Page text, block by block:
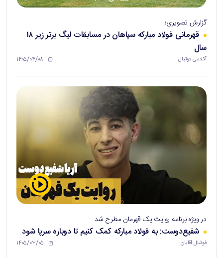
گزارش تصویری؛
قهرمانی فولاد مبارکه سپاهان در مسابقات لیگ برتر زیر ۱۸
سال
آکادمی فوتبال ۱۴۰۵/۰۴/۰۸
در ویژه برنامه روایت یک قهرمان مطرح شد
شفیع‌دوست: به فولاد مبارکه کمک کنیم تا دوباره سرپا شود
فوتبال آقایان ۱۴۰۵/۰۳/۰۵